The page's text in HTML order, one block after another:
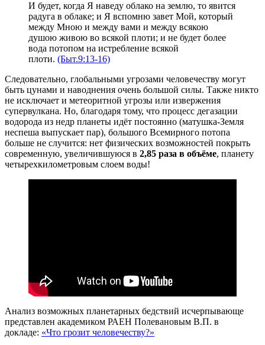
И будет, когда Я наведу облако на землю, то явится
радуга в облаке; и Я вспомню завет Мой, который
между Мною и между вами и между всякою
душою живою во всякой плоти; и не будет более
вода потопом на истребление всякой
плоти. (Быт.9:13-16)
Следовательно, глобальными угрозами человечеству могут
быть цунами и наводнения очень большой силы. Также никто
не исключает и метеоритной угрозы или извержения
супервулкана. Но, благодаря тому, что процесс дегазации
водорода из недр планеты идёт постоянно (матушка-Земля
неспеша выпускает пар), большого Всемирного потопа
больше не случится: нет физических возможностей покрыть
современную, увеличившуюся в 2,85 раза в объёме, планету
четырехкилометровым слоем воды!
Анализ возможных планетарных бедствий исчерпывающе
представлен академиком РАЕН Полевановым В.П. в
докладе: «Что грозит человечеству?»